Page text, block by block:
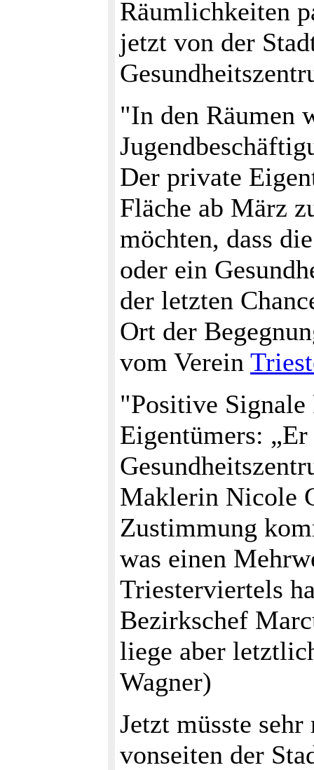
Räumlichkeiten
jetzt von der
"In den Räumen
Der private
Fläche ab März
möchten, dass
oder ein
der letzten
Ort der
vom Verein
"Positive Signale
Eigentümers:
Maklerin Nicole
Zustimmung
was einen
Triesterviertels
Bezirkschef
liege aber
Wagner)
Jetzt müsste
vonseiten der